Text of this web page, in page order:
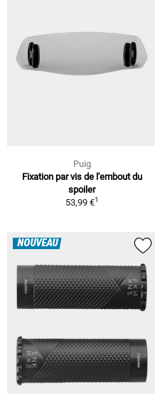
Puig
Fixation par vis de l'embout du
spoiler
53,99 €1
NOUVEAU